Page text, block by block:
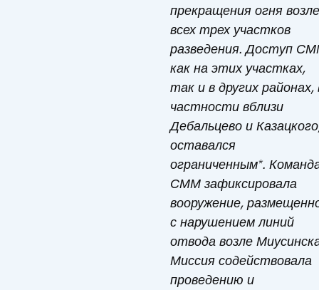
прекращения огня возле
всех трех участков
разведения. Доступ
как на этих участках,
так и в других районах,
частности вблизи
Дебальцево и
оставался
ограниченным*.
СММ зафиксировала
вооружение,
с нарушением линий
отвода возле
Миссия содействовала
проведению и